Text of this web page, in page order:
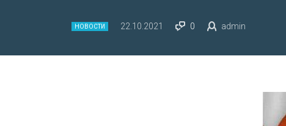
НОВОСТИ 22.10.2021 0 admin